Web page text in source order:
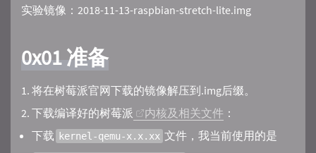
实验镜像：2018-11-13-raspbian-stretch-lite.img
0x01 准备
将在树莓派官网下载的镜像解压到.img后缀。
下载编译好的树莓派
内核及相关文件 ：
下载
kernel-qemu-x.x.xx 文件，我当前使用的是